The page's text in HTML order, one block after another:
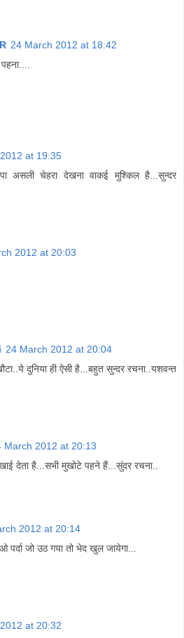
24 March 2012 at 18:42
at 19:35
असली चेहरा देखना वाकई मुश्किल है...सुन्दर
2012 at 20:03
24 March 2012 at 20:04
दुनिया ही ऐसी है...बहुत सुन्दर रचना..यशवन्त
March 2012 at 20:13
देता है...सभी मुखोटे पहने हैं...सुंदर रचना..
2012 at 20:14
पर्दा जो उठ गया तो भेद खुल जायेगा...
at 20:32